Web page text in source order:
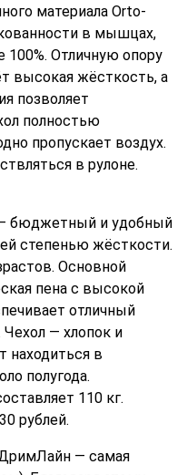
материала Orto-
в мышцах,
100%. Отличную опору
высокая жёсткость, а
позволяет
полностью
пропускает воздух.
в рулоне.
бюджетный и удобный
степенью жёсткости.
Основной
пена с высокой
отличный
— хлопок и
находиться в
полугода.
110 кг.
рублей.
— самая